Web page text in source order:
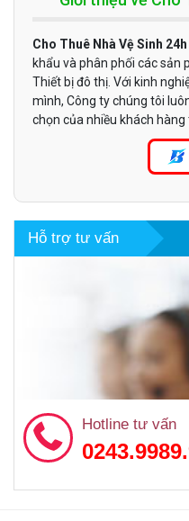
Cho Thuê Nhà Vệ Sinh 24h
khẩu và phân phối các
Thiết bị đô thị. Với kinh
mình, Công ty chúng tôi
chọn của nhiều khách
Hỗ trợ tư vấn
Hotline tư vấn